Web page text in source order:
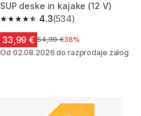
SUP deske in kajake (12 V)
4.3
4.3 od 5 zvezdic from 534 ocene
(534)
33,99 € Cena pred znižanjem
54,99 €38%
Od 02.08.2026 do razprodaje zalog